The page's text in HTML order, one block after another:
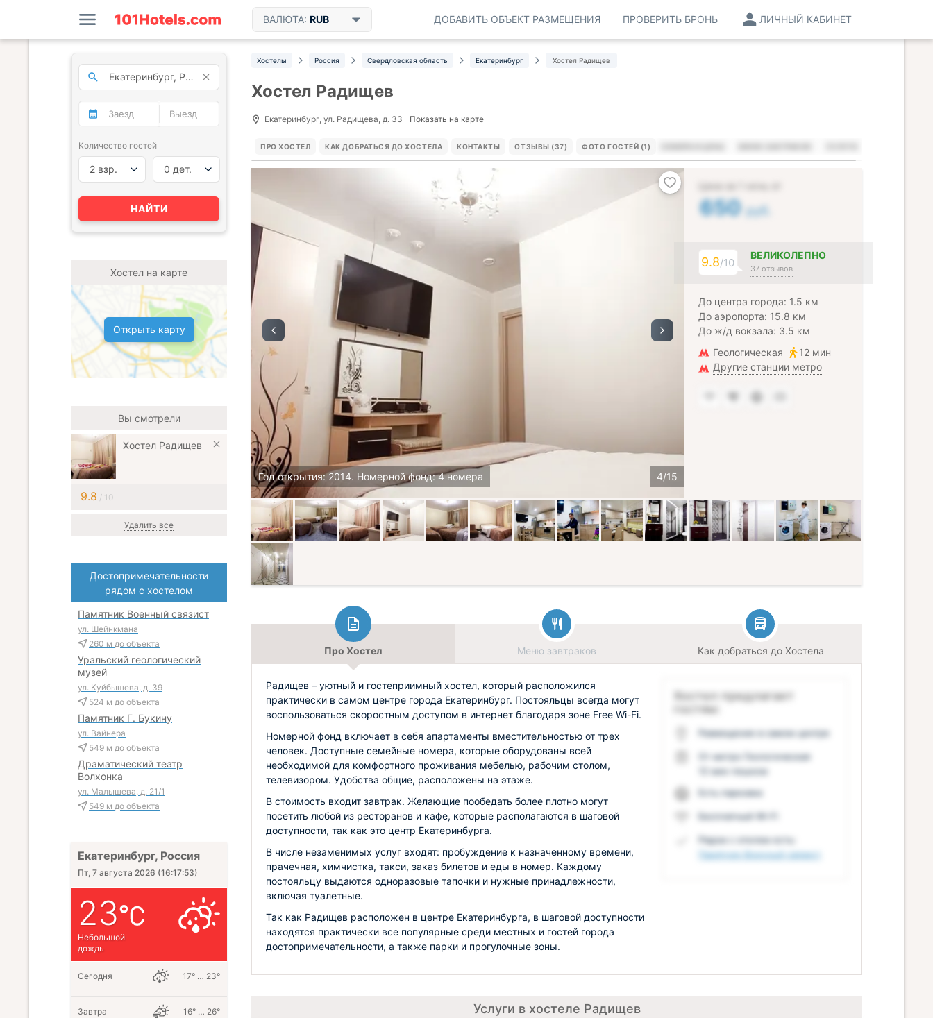
ВАЛЮТА: RUB ЛИЧНЫЙ КАБИНЕТ
ПРОВЕРИТЬ БРОНЬ
ДОБАВИТЬ ОБЪЕКТ РАЗМЕЩЕНИЯ
Хостелы Россия Свердловская область Екатеринбург Хостел Радищев
Хостел Радищев
Екатеринбург, ул. Радищева, д. 33 Показать на карте
ПРО ХОСТЕЛ КАК ДОБРАТЬСЯ ДО ХОСТЕЛА КОНТАКТЫ ОТЗЫВЫ (37) ФОТО ГОСТЕЙ (1)
Год открытия: 2014. Номерной фонд: 4 номера
650 руб.
9.8/10
ВЕЛИКОЛЕПНО
37 отзывов
До центра города: 1.5 км
До аэропорта: 15.8 км
До ж/д вокзала: 3.5 км
Геологическая
12 мин
Другие станции метро
Про Хостел Меню завтраков Как добраться до Хостела
Хостел предлагает
гостям:
Размещение в самом центре
От метро Геологическая
12 мин пешком
Есть парковка
Бесплатный Wi-Fi
Рядом с отелем есть:
Памятник Военный связист
Радищев – уютный и гостеприимный хостел, который расположился
практически в самом центре города Екатеринбург. Постояльцы всегда могут
воспользоваться скоростным доступом в интернет благодаря зоне Free Wi-Fi.
Номерной фонд включает в себя апартаменты вместительностью от трех
человек. Доступные семейные номера, которые оборудованы всей
необходимой для комфортного проживания мебелью, рабочим столом,
телевизором. Удобства общие, расположены на этаже.
В стоимость входит завтрак. Желающие пообедать более плотно могут
посетить любой из ресторанов и кафе, которые располагаются в шаговой
доступности, так как это центр Екатеринбурга.
В числе незаменимых услуг входят: пробуждение к назначенному времени,
прачечная, химчистка, такси, заказ билетов и еды в номер. Каждому
постояльцу выдаются одноразовые тапочки и нужные принадлежности,
включая туалетные.
Так как Радищев расположен в центре Екатеринбурга, в шаговой доступности
находятся практически все популярные среди местных и гостей города
достопримечательности, а также парки и прогулочные зоны.
Услуги в хостеле Радищев
Количество гостей
2 взр. 0 дет.
НАЙТИ
Хостел на карте
Открыть карту
Вы смотрели
Хостел Радищев
9.8 / 10
Удалить все
Достопримечательности
рядом с хостелом
Памятник Военный связист
ул. Шейнкмана
260 м до объекта
Уральский геологический
музей
ул. Куйбышева, д. 39
524 м до объекта
Памятник Г. Букину
ул. Вайнера
549 м до объекта
Драматический театр
Волхонка
ул. Малышева, д. 21/1
549 м до объекта
Екатеринбург, Россия
Пт, 7 августа 2026 (16:17:54)
23
Небольшой
дождь
Сегодня 17° … 23°
Завтра 16° … 26°